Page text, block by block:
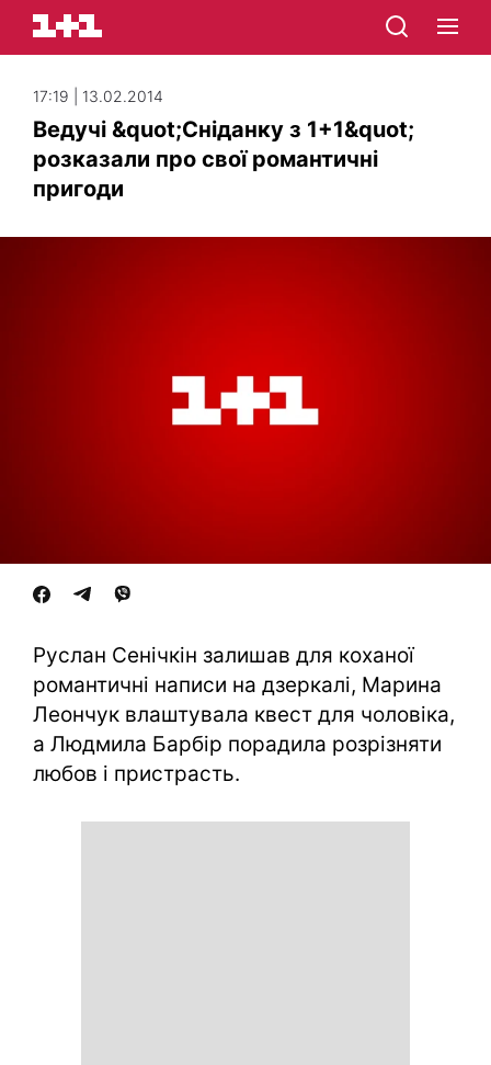
17:19 | 13.02.2014
Ведучі &quot;Сніданку з 1+1&quot;
розказали про свої романтичні
пригоди
Руслан Сенічкін залишав для коханої
романтичні написи на дзеркалі, Марина
Леончук влаштувала квест для чоловіка,
а Людмила Барбір порадила розрізняти
любов і пристрасть.